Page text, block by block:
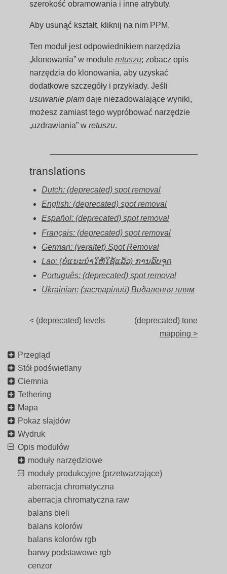
szerokość obramowania i inne atrybuty.
Aby usunąć kształt, kliknij na nim PPM.
Ten moduł jest odpowiednikiem narzędzia
„klonowania” w moduleretuszu; zobacz opis
narzędzia do klonowania, aby uzyskać
dodatkowe szczegóły i przykłady. Jeśli
usuwanie plam daje niezadowalające wyniki,
możesz zamiast tego wypróbować narzędzie
„uzdrawiania” wretuszu.
translations
Dutch: (deprecated) spot removal
English: (deprecated) spot removal
Español: (deprecated) spot removal
Français: (deprecated) spot removal
German: (veraltet) Spot Removal
Lao: (ບໍ່ແນະນຳໃຫ້ໃຊ້ແລ້ວ) ການລົບຈຸດ
Português: (deprecated) spot removal
Ukrainian: (застарілий) Видалення плям
< (deprecated) levels
(deprecated) tone
mapping >
Przegląd
Stół podświetlany
Ciemnia
Tethering
Mapa
Pokaz slajdów
Wydruk
Opis modułów
moduły narzędziowe
moduły produkcyjne (przetwarzające)
aberracja chromatyczna
aberracja chromatyczna raw
balans bieli
balans kolorów
balans kolorów rgb
barwy podstawowe rgb
cenzor